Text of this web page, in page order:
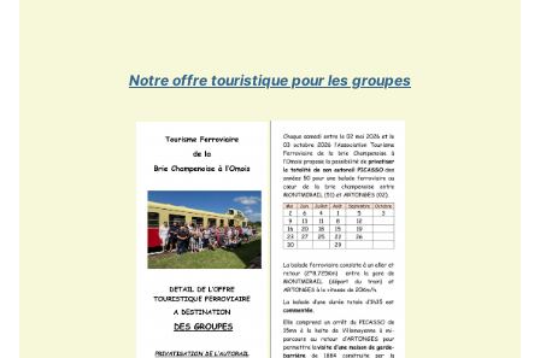
Notre offre touristique pour les groupes